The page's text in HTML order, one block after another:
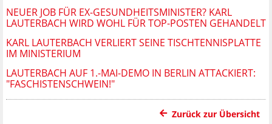
NEUER JOB FÜR EX-GESUNDHEITSMINISTER? KARL
LAUTERBACH WIRD WOHL FÜR TOP-POSTEN GEHANDELT
KARL LAUTERBACH VERLIERT SEINE TISCHTENNISPLATTE
IM MINISTERIUM
LAUTERBACH AUF 1.-MAI-DEMO IN BERLIN ATTACKIERT:
"FASCHISTENSCHWEIN!"
Zurück zur Übersicht